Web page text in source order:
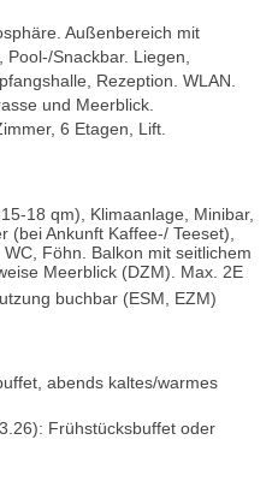
Außenbereich mit
Snackbar. Liegen,
Rezeption. WLAN.
und Meerblick.
6 Etagen, Lift.
18 qm), Klimaanlage, Minibar,
(bei Ankunft Kaffee-/ Teeset),
Föhn. Balkon mit seitlichem
Meerblick (DZM). Max. 2E
buchbar (ESM, EZM)
abends kaltes/warmes
Frühstücksbuffet oder